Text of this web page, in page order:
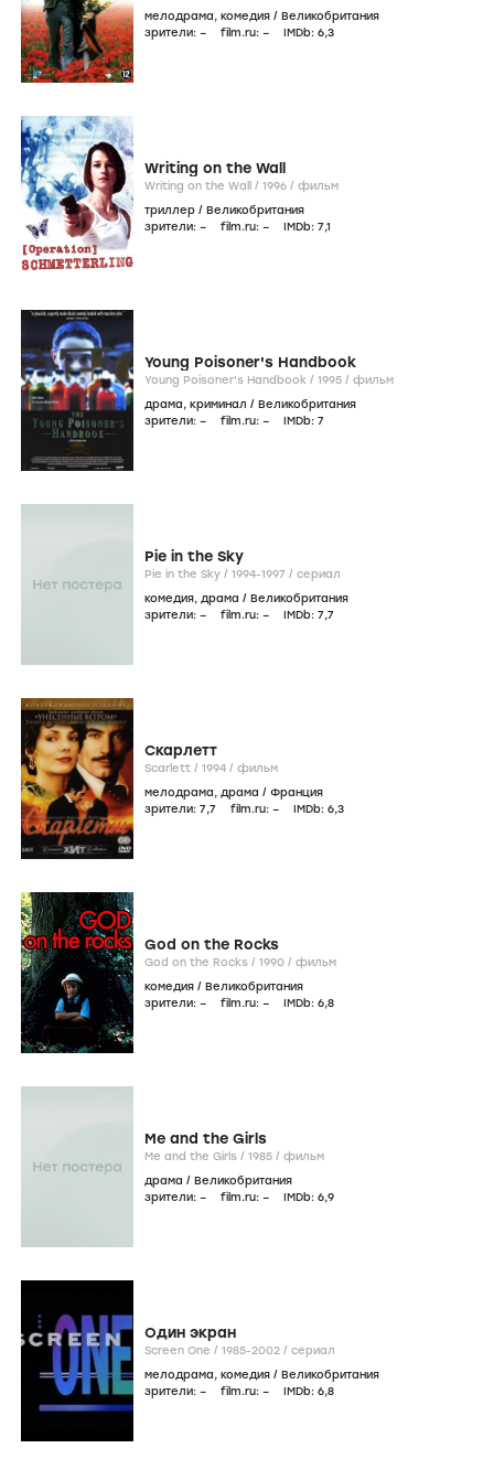
мелодрама, комедия / Великобритания
зрители: – film.ru: – IMDb: 6,3
Writing on the Wall
Writing on the Wall / 1996 / фильм
триллер / Великобритания
зрители: – film.ru: – IMDb: 7,1
Young Poisoner's Handbook
Young Poisoner's Handbook / 1995 / фильм
драма, криминал / Великобритания
зрители: – film.ru: – IMDb: 7
Pie in the Sky
Pie in the Sky / 1994-1997 / сериал
комедия, драма / Великобритания
зрители: – film.ru: – IMDb: 7,7
Скарлетт
Scarlett / 1994 / фильм
мелодрама, драма / Франция
зрители: 7,7 film.ru: – IMDb: 6,3
God on the Rocks
God on the Rocks / 1990 / фильм
комедия / Великобритания
зрители: – film.ru: – IMDb: 6,8
Me and the Girls
Me and the Girls / 1985 / фильм
драма / Великобритания
зрители: – film.ru: – IMDb: 6,9
Один экран
Screen One / 1985-2002 / сериал
мелодрама, комедия / Великобритания
зрители: – film.ru: – IMDb: 6,8